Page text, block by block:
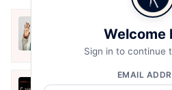
मैं शून्य पे सवार हूँ
Jun 16, 2020
अंतिम ऊँचाई - कुँवर
Welcome
Sign in to continue
EMAIL